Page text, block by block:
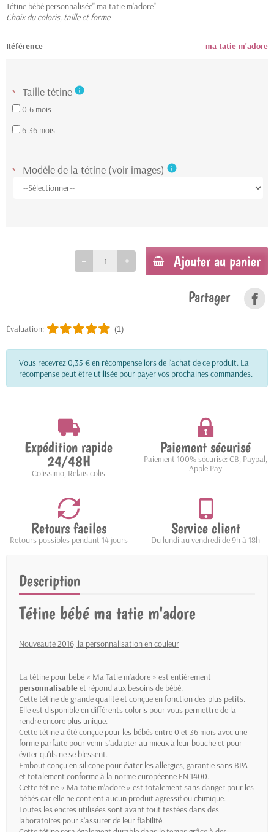
Tétine bébé personnalisée" ma tatie m'adore"
Choix du coloris, taille et forme
Référence ma tatie m'adore
* Taille tétine info
0-6 mois
6-36 mois
* Modèle de la tétine (voir images) info
Ajouter au panier
Partager
Évaluation: (1)
Vous recevrez 0,35 € en récompense lors de l'achat de ce produit. La
récompense peut être utilisée pour payer vos prochaines commandes.
Expédition rapide
24/48H
Colissimo, Relais colis
Paiement sécurisé
Paiement 100% sécurisé: CB, Paypal,
Apple Pay
Retours faciles
Retours possibles pendant 14 jours
Service client
Du lundi au vendredi de 9h à 18h
Description
Tétine bébé ma tatie m'adore
Nouveauté 2016, la personnalisation en couleur
La tétine pour bébé « Ma Tatie m’adore » est entièrement
personnalisableet répond aux besoins de bébé.
Cette tétine de grande qualité et conçue en fonction des plus petits.
Elle est disponible en différents coloris pour vous permettre de la
rendre encore plus unique.
Cette tétine a été conçue pour les bébés entre 0 et 36 mois avec une
forme parfaite pour venir s’adapter au mieux à leur bouche et pour
éviter qu’ils ne se blessent.
Embout conçu en silicone pour éviter les allergies, garantie sans BPA
et totalement conforme à la norme européenne EN 1400.
Cette tétine « Ma tatie m’adore » est totalement sans danger pour les
bébés car elle ne contient aucun produit agressif ou chimique.
Toutes les encres utilisées sont avant tout testées dans des
laboratoires pour s’assurer de leur fiabilité.